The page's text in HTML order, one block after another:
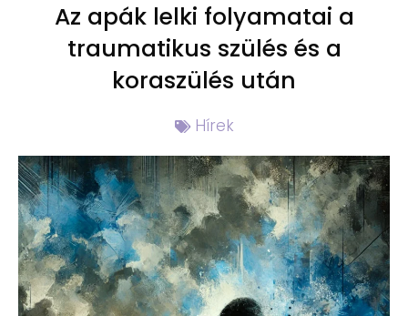
Az apák lelki folyamatai a
traumatikus szülés és a
koraszülés után
Hírek